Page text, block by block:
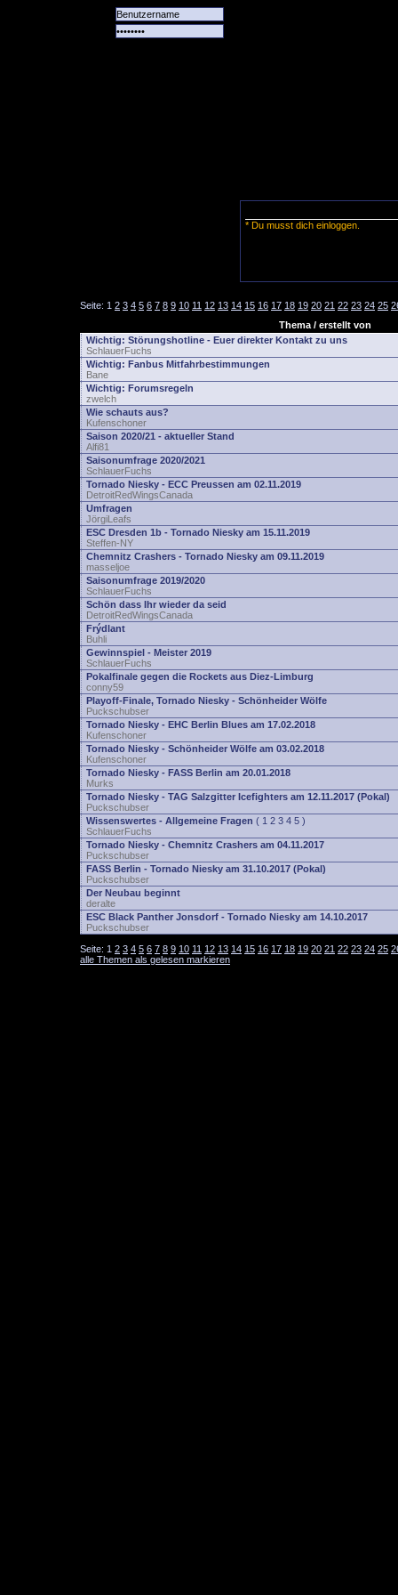
* Du musst dich einloggen.
Seite: 1 2 3 4 5 6 7 8 9 10 11 12 13 14 15 16 17 18 19 20 21 22 23 24 25
Thema / erstellt von
Wichtig: Störungshotline - Euer direkter Kontakt zu uns
SchlauerFuchs
Wichtig: Fanbus Mitfahrbestimmungen
Bane
Wichtig: Forumsregeln
zwelch
Wie schauts aus?
Kufenschoner
Saison 2020/21 - aktueller Stand
Alfi81
Saisonumfrage 2020/2021
SchlauerFuchs
Tornado Niesky - ECC Preussen am 02.11.2019
DetroitRedWingsCanada
Umfragen
JörgiLeafs
ESC Dresden 1b - Tornado Niesky am 15.11.2019
Steffen-NY
Chemnitz Crashers - Tornado Niesky am 09.11.2019
masseljoe
Saisonumfrage 2019/2020
SchlauerFuchs
Schön dass Ihr wieder da seid
DetroitRedWingsCanada
Frýdlant
Buhli
Gewinnspiel - Meister 2019
SchlauerFuchs
Pokalfinale gegen die Rockets aus Diez-Limburg
conny59
Playoff-Finale, Tornado Niesky - Schönheider Wölfe
Puckschubser
Tornado Niesky - EHC Berlin Blues am 17.02.2018
Kufenschoner
Tornado Niesky - Schönheider Wölfe am 03.02.2018
Kufenschoner
Tornado Niesky - FASS Berlin am 20.01.2018
Murks
Tornado Niesky - TAG Salzgitter Icefighters am 12.11.2017 (Pokal)
Puckschubser
Wissenswertes - Allgemeine Fragen ( 1 2 3 4 5 )
SchlauerFuchs
Tornado Niesky - Chemnitz Crashers am 04.11.2017
Puckschubser
FASS Berlin - Tornado Niesky am 31.10.2017 (Pokal)
Puckschubser
Der Neubau beginnt
deralte
ESC Black Panther Jonsdorf - Tornado Niesky am 14.10.2017
Puckschubser
Seite: 1 2 3 4 5 6 7 8 9 10 11 12 13 14 15 16 17 18 19 20 21 22 23 24 25
alle Themen als gelesen markieren